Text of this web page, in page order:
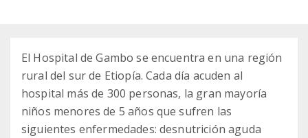
El Hospital de Gambo se encuentra en una región
rural del sur de Etiopía. Cada día acuden al
hospital más de 300 personas, la gran mayoría
niños menores de 5 años que sufren las
siguientes enfermedades: desnutrición aguda